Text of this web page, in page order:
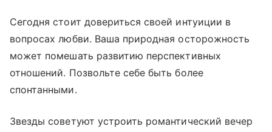
Сегодня стоит довериться своей интуиции в
вопросах любви. Ваша природная осторожность
может помешать развитию перспективных
отношений. Позвольте себе быть более
спонтанными.
Звезды советуют устроить романтический вечер